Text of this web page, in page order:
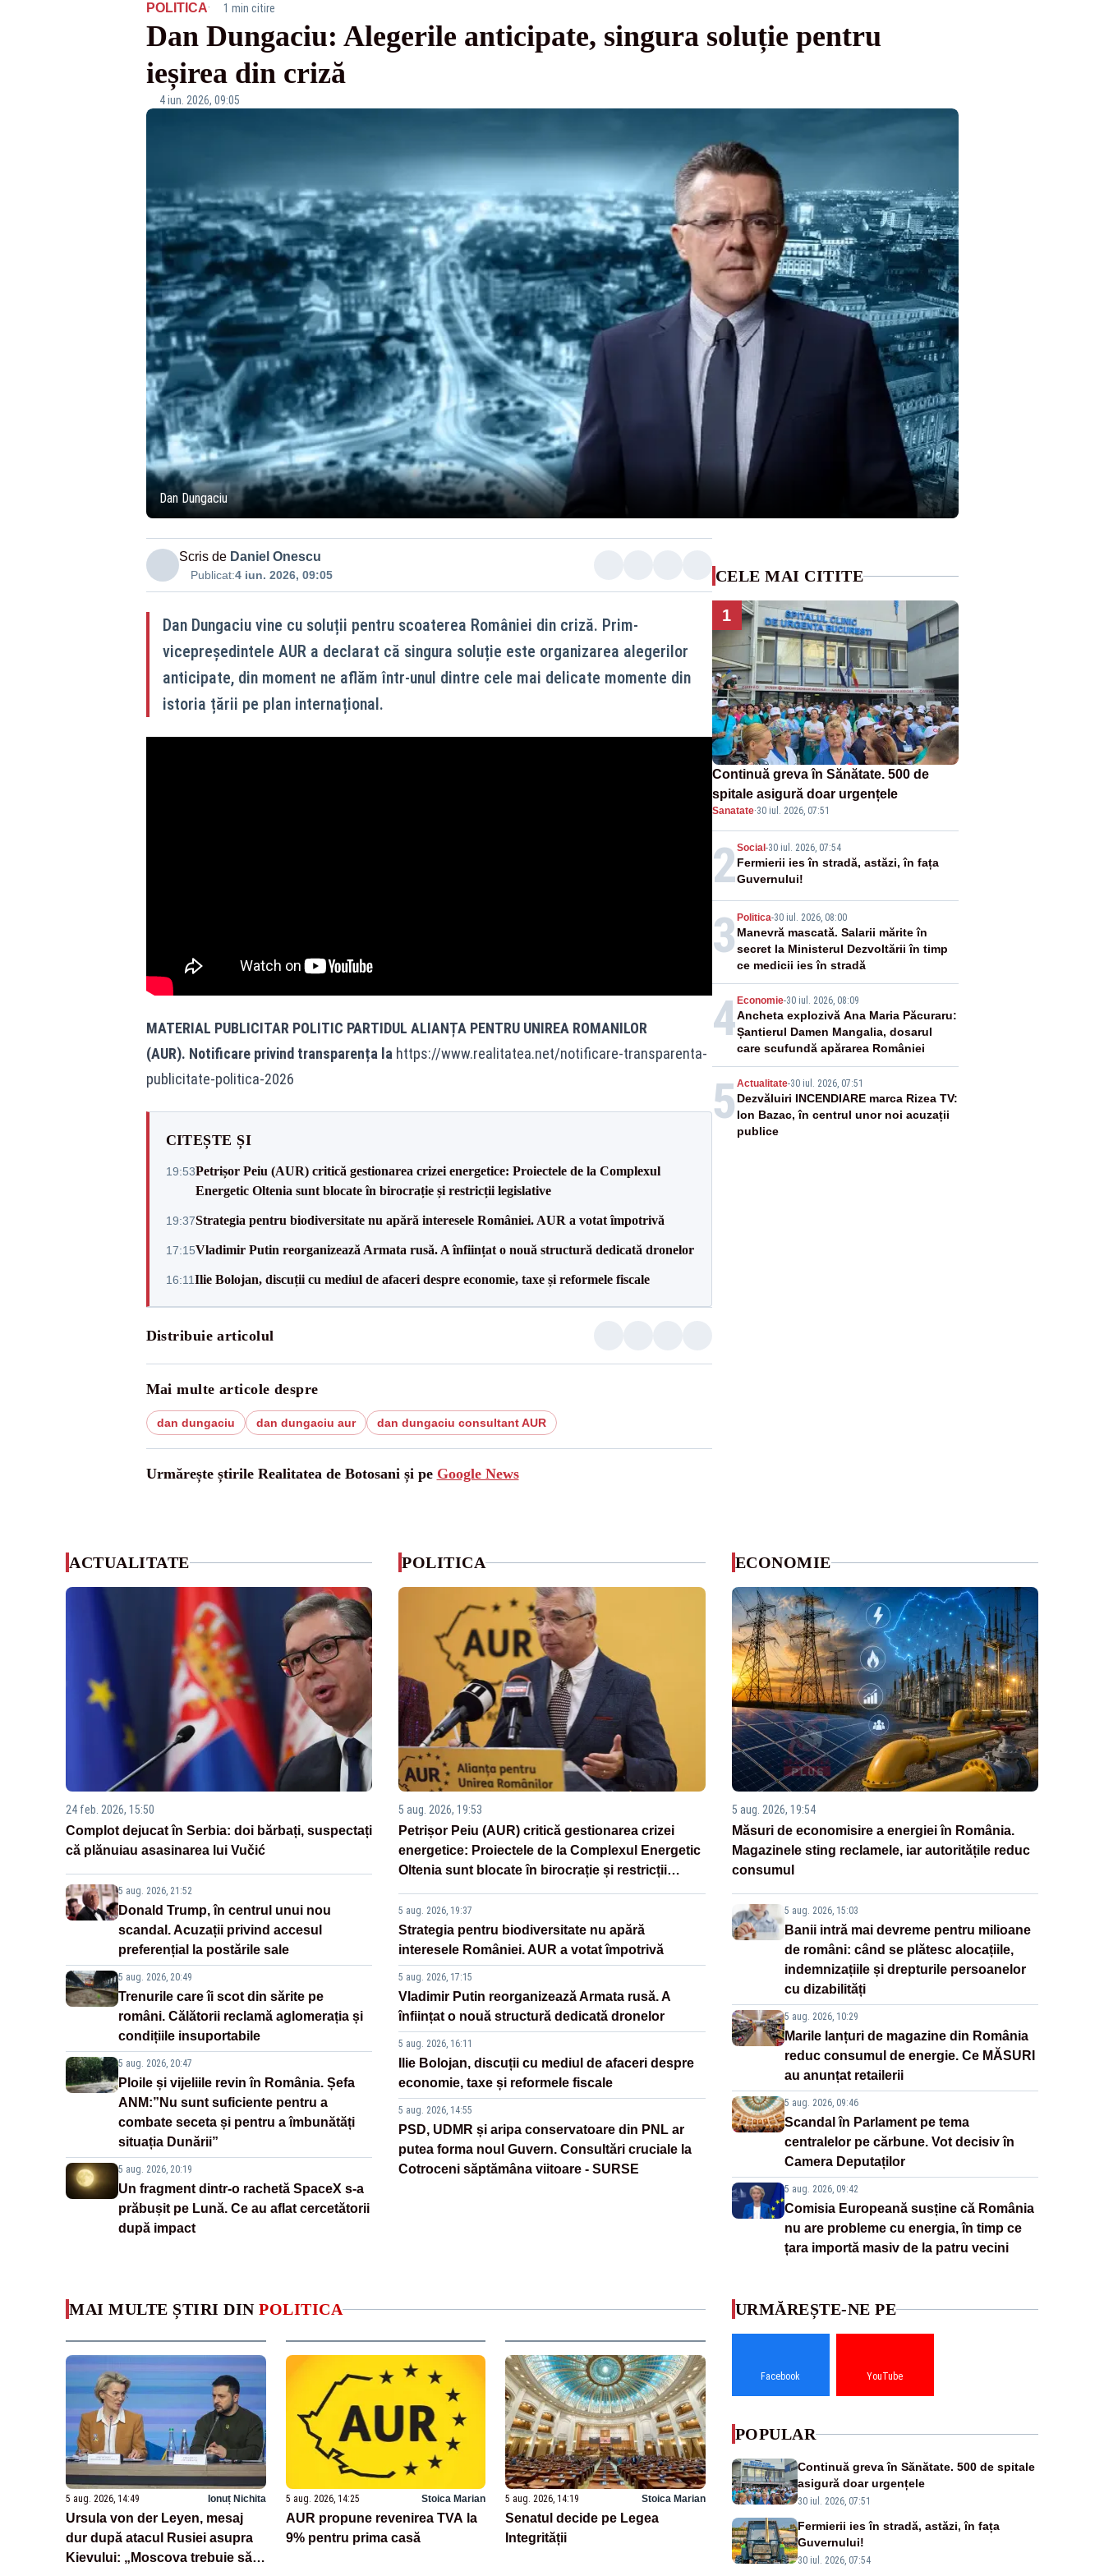
POLITICA· 1 min citire
Dan Dungaciu: Alegerile anticipate, singura soluție pentru
ieșirea din criză
4 iun. 2026, 09:05
Dan Dungaciu
Scris de Daniel Onescu
Publicat:4 iun. 2026, 09:05
Dan Dungaciu vine cu soluții pentru scoaterea României din criză. Prim-
vicepreședintele AUR a declarat că singura soluție este organizarea alegerilor
anticipate, din moment ne aflăm într-unul dintre cele mai delicate momente din
istoria țării pe plan internațional.
MATERIAL PUBLICITAR POLITIC PARTIDUL ALIANȚA PENTRU UNIREA ROMANILOR
(AUR). Notificare privind transparența la https://www.realitatea.net/notificare-transparenta-
publicitate-politica-2026
CITEȘTE ȘI
19:53Petrișor Peiu (AUR) critică gestionarea crizei energetice: Proiectele de la Complexul
Energetic Oltenia sunt blocate în birocrație și restricții legislative
19:37Strategia pentru biodiversitate nu apără interesele României. AUR a votat împotrivă
17:15Vladimir Putin reorganizează Armata rusă. A înființat o nouă structură dedicată dronelor
16:11Ilie Bolojan, discuții cu mediul de afaceri despre economie, taxe și reformele fiscale
Distribuie articolul
Mai multe articole despre
dan dungaciu dan dungaciu aur dan dungaciu consultant AUR
Urmărește știrile Realitatea de Botosani și pe Google News
CELE MAI CITITE
1
Continuă greva în Sănătate. 500 de
spitale asigură doar urgențele
Sanatate·30 iul. 2026, 07:51
2Social -30 iul. 2026, 07:54
Fermierii ies în stradă, astăzi, în fața
Guvernului!
3 Politica-30 iul. 2026, 08:00
Manevră mascată. Salarii mărite în
secret la Ministerul Dezvoltării în timp
ce medicii ies în stradă
4 Economie-30 iul. 2026, 08:09
Ancheta explozivă Ana Maria Păcuraru:
Șantierul Damen Mangalia, dosarul
care scufundă apărarea României
5 Actualitate-30 iul. 2026, 07:51
Dezvăluiri INCENDIARE marca Rizea TV:
Ion Bazac, în centrul unor noi acuzații
publice
ACTUALITATE
24 feb. 2026, 15:50
Complot dejucat în Serbia: doi bărbați, suspectați
că plănuiau asasinarea lui Vučić
5 aug. 2026, 21:52
Donald Trump, în centrul unui nou
scandal. Acuzații privind accesul
preferențial la postările sale
5 aug. 2026, 20:49
Trenurile care îi scot din sărite pe
români. Călătorii reclamă aglomerația și
condițiile insuportabile
5 aug. 2026, 20:47
Ploile și vijeliile revin în România. Șefa
ANM:”Nu sunt suficiente pentru a
combate seceta și pentru a îmbunătăți
situația Dunării”
5 aug. 2026, 20:19
Un fragment dintr-o rachetă SpaceX s-a
prăbușit pe Lună. Ce au aflat cercetătorii
după impact
POLITICA
5 aug. 2026, 19:53
Petrișor Peiu (AUR) critică gestionarea crizei
energetice: Proiectele de la Complexul Energetic
Oltenia sunt blocate în birocrație și restricții
legislative
5 aug. 2026, 19:37
Strategia pentru biodiversitate nu apără
interesele României. AUR a votat împotrivă
5 aug. 2026, 17:15
Vladimir Putin reorganizează Armata rusă. A
înființat o nouă structură dedicată dronelor
5 aug. 2026, 16:11
Ilie Bolojan, discuții cu mediul de afaceri despre
economie, taxe și reformele fiscale
5 aug. 2026, 14:55
PSD, UDMR și aripa conservatoare din PNL ar
putea forma noul Guvern. Consultări cruciale la
Cotroceni săptămâna viitoare - SURSE
ECONOMIE
5 aug. 2026, 19:54
Măsuri de economisire a energiei în România.
Magazinele sting reclamele, iar autoritățile reduc
consumul
5 aug. 2026, 15:03
Banii intră mai devreme pentru milioane
de români: când se plătesc alocațiile,
indemnizațiile și drepturile persoanelor
cu dizabilități
5 aug. 2026, 10:29
Marile lanțuri de magazine din România
reduc consumul de energie. Ce MĂSURI
au anunțat retailerii
5 aug. 2026, 09:46
Scandal în Parlament pe tema
centralelor pe cărbune. Vot decisiv în
Camera Deputaților
5 aug. 2026, 09:42
Comisia Europeană susține că România
nu are probleme cu energia, în timp ce
țara importă masiv de la patru vecini
MAI MULTE ȘTIRI DIN POLITICA
5 aug. 2026, 14:49 Ionuț Nichita
Ursula von der Leyen, mesaj
dur după atacul Rusiei asupra
Kievului: „Moscova trebuie să
5 aug. 2026, 14:25 Stoica Marian
AUR propune revenirea TVA la
9% pentru prima casă
5 aug. 2026, 14:19 Stoica Marian
Senatul decide pe Legea
Integrității
URMĂREȘTE-NE PE
Facebook YouTube
POPULAR
Continuă greva în Sănătate. 500 de spitale
asigură doar urgențele
30 iul. 2026, 07:51
Fermierii ies în stradă, astăzi, în fața
Guvernului!
30 iul. 2026, 07:54